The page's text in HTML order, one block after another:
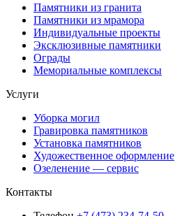
Памятники из гранита
Памятники из мрамора
Индивидуальные проекты
Эксклюзивные памятники
Ограды
Мемориальные комплексы
Услуги
Уборка могил
Гравировка памятников
Установка памятников
Художественное оформление
Озеленение — сервис
Контакты